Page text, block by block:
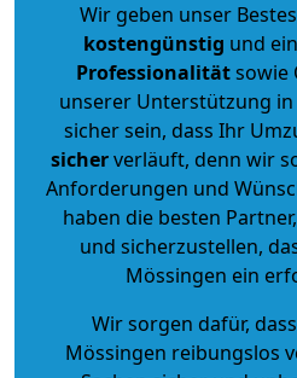
Wir geben unser
kostengünstig und
Professionalitätsowie
unserer Unterstützung
sicher sein, dass Ihr
sicherverläuft, denn wir
Anforderungen und
haben die besten
und sicherzustellen,
Mössingen ein
Wir sorgen dafür,
Mössingen reibungslos